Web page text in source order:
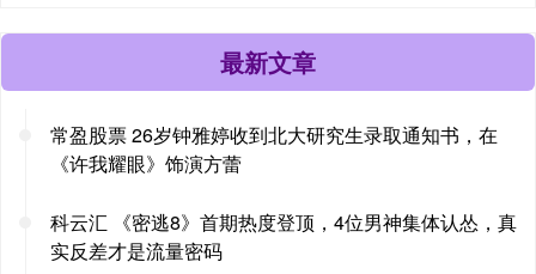
最新文章
常盈股票 26岁钟雅婷收到北大研究生录取通知书，在
《许我耀眼》饰演方蕾
科云汇 《密逃8》首期热度登顶，4位男神集体认怂，真
实反差才是流量密码